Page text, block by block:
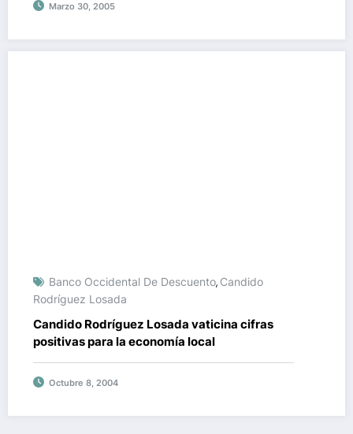
Marzo 30, 2005
Banco Occidental De Descuento, Candido
Rodríguez Losada
Candido Rodríguez Losada vaticina cifras
positivas para la economía local
Octubre 8, 2004